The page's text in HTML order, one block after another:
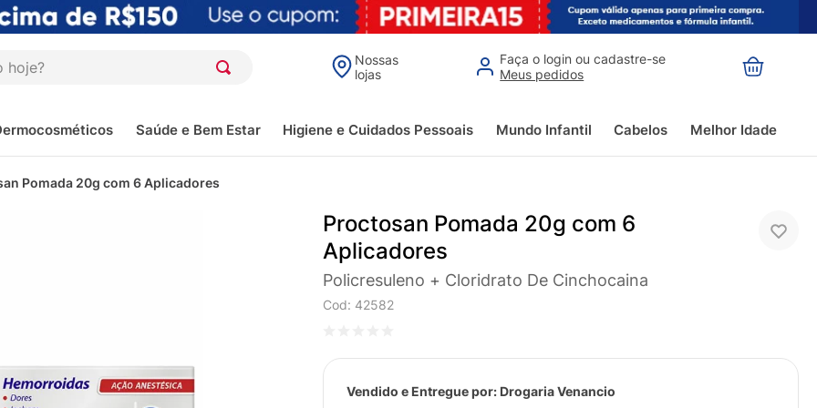
Nossas
lojas
Faça o login ou cadastre-se
Meus pedidos
Saúde e Bem Estar Higiene e Cuidados Pessoais Mundo Infantil Cabelos Melhor Idade
Pomada 20g com 6 Aplicadores
Proctosan Pomada 20g com 6
Aplicadores
Policresuleno + Cloridrato De Cinchocaina
Cod: 42582
Vendido e Entregue por: Drogaria Venancio